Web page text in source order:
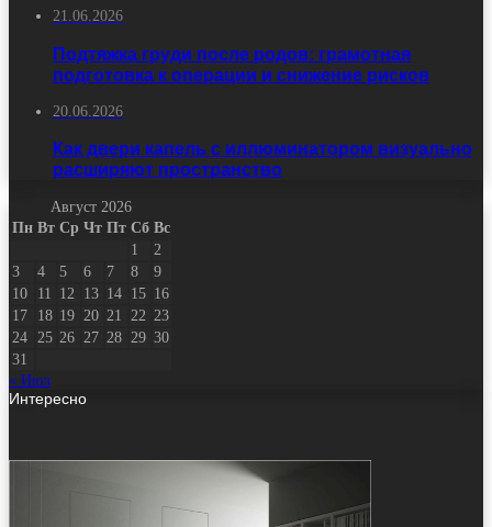
21.06.2026
Подтяжка груди после родов: грамотная
подготовка к операции и снижение рисков
20.06.2026
Как двери капель с иллюминатором визуально
расширяют пространство
Август 2026
Пн Вт Ср Чт Пт Сб Вс
1
2
3
4 5 6 7 8
9
10
11 12 13 14 15 16
17
18 19 20 21 22 23
24
25 26 27 28 29 30
31
« Июл
Интересно